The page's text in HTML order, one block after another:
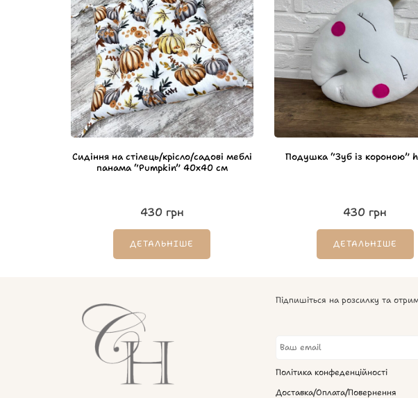
Сидіння на стілець/крісло/садові меблі
панама “Pumpkin” 40х40 см
430 грн
ДЕТАЛЬНІШЕ
Подушка “Зуб із короною”
430 грн
ДЕТАЛЬНІШЕ
Підпишіться на розсилку та
Політика конфеденційності
Доставка/Оплата/Повернення